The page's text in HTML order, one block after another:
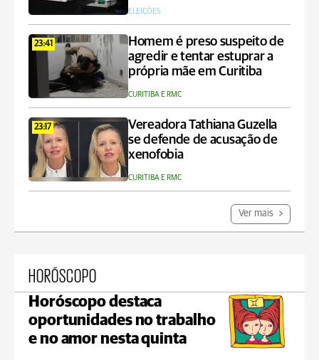
ELEIÇÕES
23:41
Homem é preso suspeito de
agredir e tentar estuprar a
própria mãe em Curitiba
CURITIBA E RMC
23:17
Vereadora Tathiana Guzella
se defende de acusação de
xenofobia
CURITIBA E RMC
Ver mais
HORÓSCOPO
Horóscopo destaca
oportunidades no trabalho
e no amor nesta quinta